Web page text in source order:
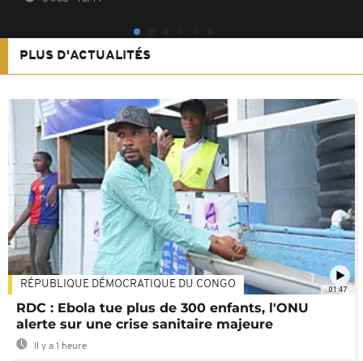
PLUS D'ACTUALITÉS
01:47
RÉPUBLIQUE DÉMOCRATIQUE DU CONGO
RDC : Ebola tue plus de 300 enfants, l'ONU
alerte sur une crise sanitaire majeure
Il y a 1 heure